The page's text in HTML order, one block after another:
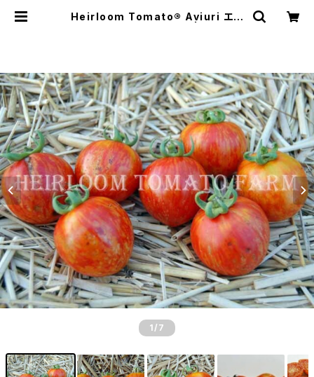
Heirloom Tomato® Aviuri エア
1 /7